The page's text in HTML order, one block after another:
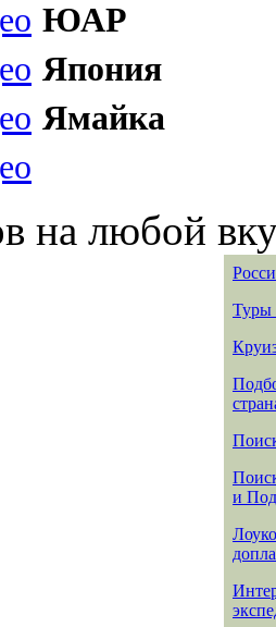
ЮАР
Япония
Ямайка
на любой
Туры
и